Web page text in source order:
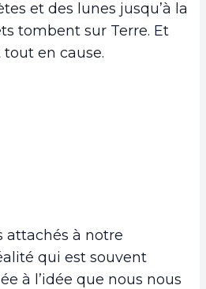
et des lunes jusqu’à la
tombent sur Terre. Et
en cause.
attachés à notre
qui est souvent
à l’idée que nous nous